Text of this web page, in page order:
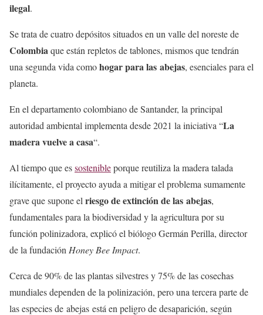
ilegal.
Se trata de cuatro depósitos situados en un valle del noreste de
Colombiaque están repletos de tablones, mismos que tendrán
una segunda vida comohogar para las abejas, esenciales para el
planeta.
En el departamento colombiano de Santander, la principal
autoridad ambiental implementa desde 2021 la iniciativa “La
madera vuelve a casa“.
Al tiempo que essostenibleporque reutiliza la madera talada
ilícitamente, el proyecto ayuda a mitigar el problema sumamente
grave que supone el riesgo de extinción de las abejas,
fundamentales para la biodiversidad y la agricultura por su
función polinizadora, explicó el biólogo Germán Perilla, director
de la fundación Honey Bee Impact.
Cerca de 90% de las plantas silvestres y 75% de las cosechas
mundiales dependen de la polinización, pero una tercera parte de
las especies de abejas está en peligro de desaparición, según